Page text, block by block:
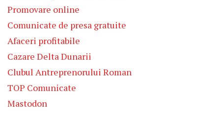
Promovare online
Comunicate de presa gratuite
Afaceri profitabile
Cazare Delta Dunarii
Clubul Antreprenorului Roman
TOP Comunicate
Mastodon